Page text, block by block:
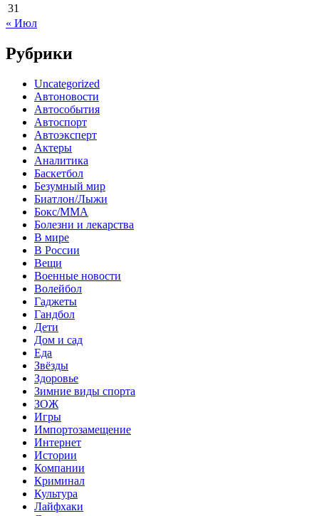
31
« Июл
Рубрики
Uncategorized
Автоновости
Автособытия
Автоспорт
Автоэксперт
Актеры
Аналитика
Баскетбол
Безумный мир
Биатлон/Лыжи
Бокс/MMA
Болезни и лекарства
В мире
В России
Вещи
Военные новости
Волейбол
Гаджеты
Гандбол
Дети
Дом и сад
Еда
Звёзды
Здоровье
Зимние виды спорта
ЗОЖ
Игры
Импортозамещение
Интернет
Истории
Компании
Криминал
Культура
Лайфхаки